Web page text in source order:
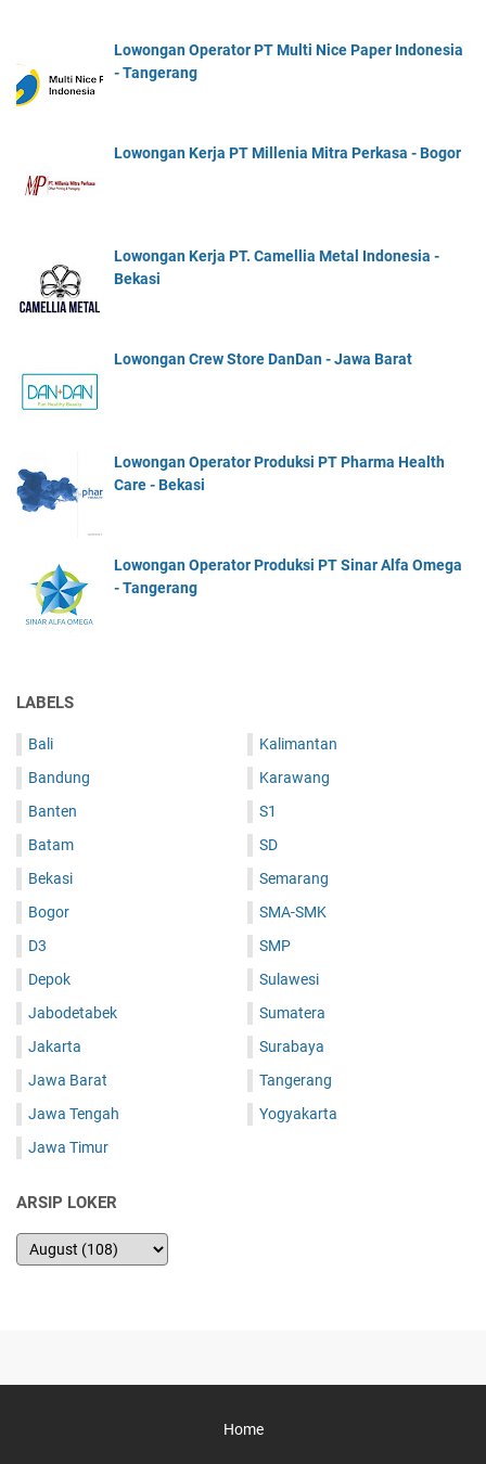
Lowongan Operator PT Multi Nice Paper Indonesia
- Tangerang
Lowongan Kerja PT Millenia Mitra Perkasa - Bogor
Lowongan Kerja PT. Camellia Metal Indonesia -
Bekasi
Lowongan Crew Store DanDan - Jawa Barat
Lowongan Operator Produksi PT Pharma Health
Care - Bekasi
Lowongan Operator Produksi PT Sinar Alfa Omega
- Tangerang
LABELS
Bali
Bandung
Banten
Batam
Bekasi
Bogor
D3
Depok
Jabodetabek
Jakarta
Jawa Barat
Jawa Tengah
Jawa Timur
Kalimantan
Karawang
S1
SD
Semarang
SMA-SMK
SMP
Sulawesi
Sumatera
Surabaya
Tangerang
Yogyakarta
ARSIP LOKER
Home